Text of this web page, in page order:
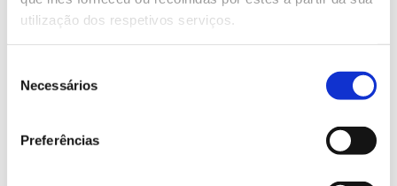
utilização dos respetivos serviços.
Necessários
Preferências
Search